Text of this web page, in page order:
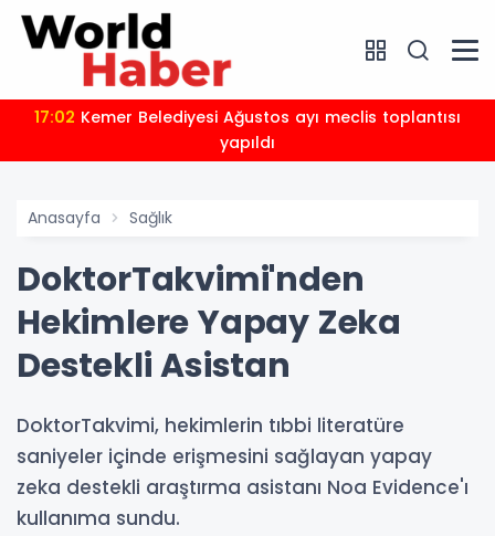
17:02
yapıldı
Anasayfa Sağlık
DoktorTakvimi'nden
Hekimlere Yapay Zeka
Destekli Asistan
DoktorTakvimi, hekimlerin tıbbi literatüre
saniyeler içinde erişmesini sağlayan yapay
zeka destekli araştırma asistanı Noa Evidence'ı
kullanıma sundu.